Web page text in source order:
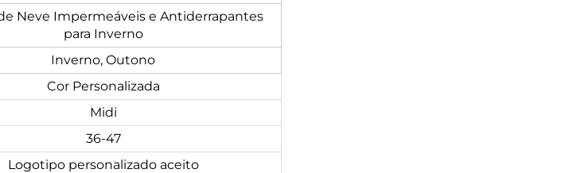
Neve Impermeáveis e Antiderrapantes
para Inverno
Inverno, Outono
Cor Personalizada
Midi
36-47
Logotipo personalizado aceito